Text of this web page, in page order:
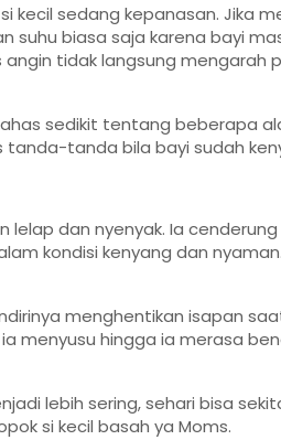
kecil sedang kepanasan. Jika
suhu biasa saja karena bayi
angin tidak langsung mengarah
sedikit tentang beberapa
tanda bila bayi sudah
lelap dan nyenyak. Ia
kondisi kenyang dan nyaman.
menghentikan isapan
menyusu hingga ia merasa
lebih sering, sehari bisa
si kecil basah ya Moms.